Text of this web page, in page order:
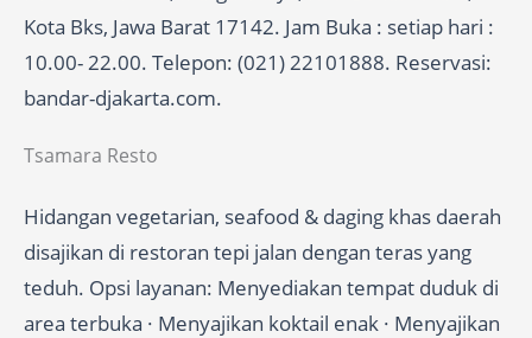
Kota Bks, Jawa Barat 17142. Jam Buka : setiap hari :
10.00- 22.00. Telepon: (021) 22101888. Reservasi:
bandar-djakarta.com.
Tsamara Resto
Hidangan vegetarian, seafood & daging khas daerah
disajikan di restoran tepi jalan dengan teras yang
teduh. Opsi layanan: Menyediakan tempat duduk di
area terbuka · Menyajikan koktail enak · Menyajikan